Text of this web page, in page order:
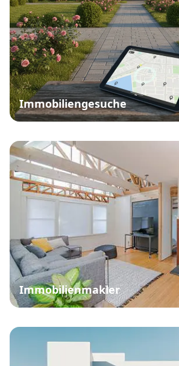
Immobiliengesuche
Immobilienmakler